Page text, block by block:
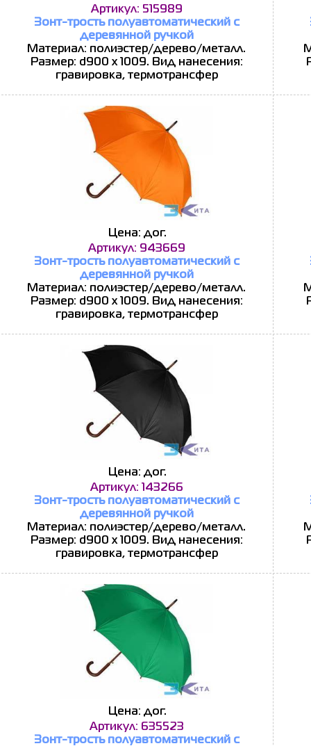
Артикул: 515989
Зонт-трость полуавтоматический с
деревянной ручкой
Материал: полиэстер/дерево/металл.
Размер: d900 х 1009. Вид нанесения:
гравировка, термотрансфер
Цена: дог.
Артикул: 943669
Зонт-трость полуавтоматический с
деревянной ручкой
Материал: полиэстер/дерево/металл.
Размер: d900 х 1009. Вид нанесения:
гравировка, термотрансфер
Цена: дог.
Артикул: 143266
Зонт-трость полуавтоматический с
деревянной ручкой
Материал: полиэстер/дерево/металл.
Размер: d900 х 1009. Вид нанесения:
гравировка, термотрансфер
Цена: дог.
Артикул: 635523
Зонт-трость полуавтоматический с